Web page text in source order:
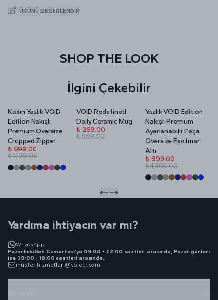
ÜRÜNÜ DEĞERLENDIR
SHOP THE LOOK
İlgini Çekebilir
Kadın Yazlık VOID
Edition Nakışlı
Premium Oversize
Cropped Zipper
₺ 999.00
₺ 1,199.00
VOID Redefined
Daily Ceramic Mug
₺ 269.00
₺ 569.00
Yazlık VOID Edition
Nakışlı Premium
Ayarlanabilir Paça
Oversize Eşofman
Altı
₺ 899.00
₺ 1,399.00
Yardıma ihtiyacın var mı?
WhatsApp
Pazartesi’den Cumartesi’ye 09:00 - 02:00 saatleri arasında, Pazar günleri
ise 09:00 - 18:00 saatleri arasında.
musterihizmetleri@voidtr.com